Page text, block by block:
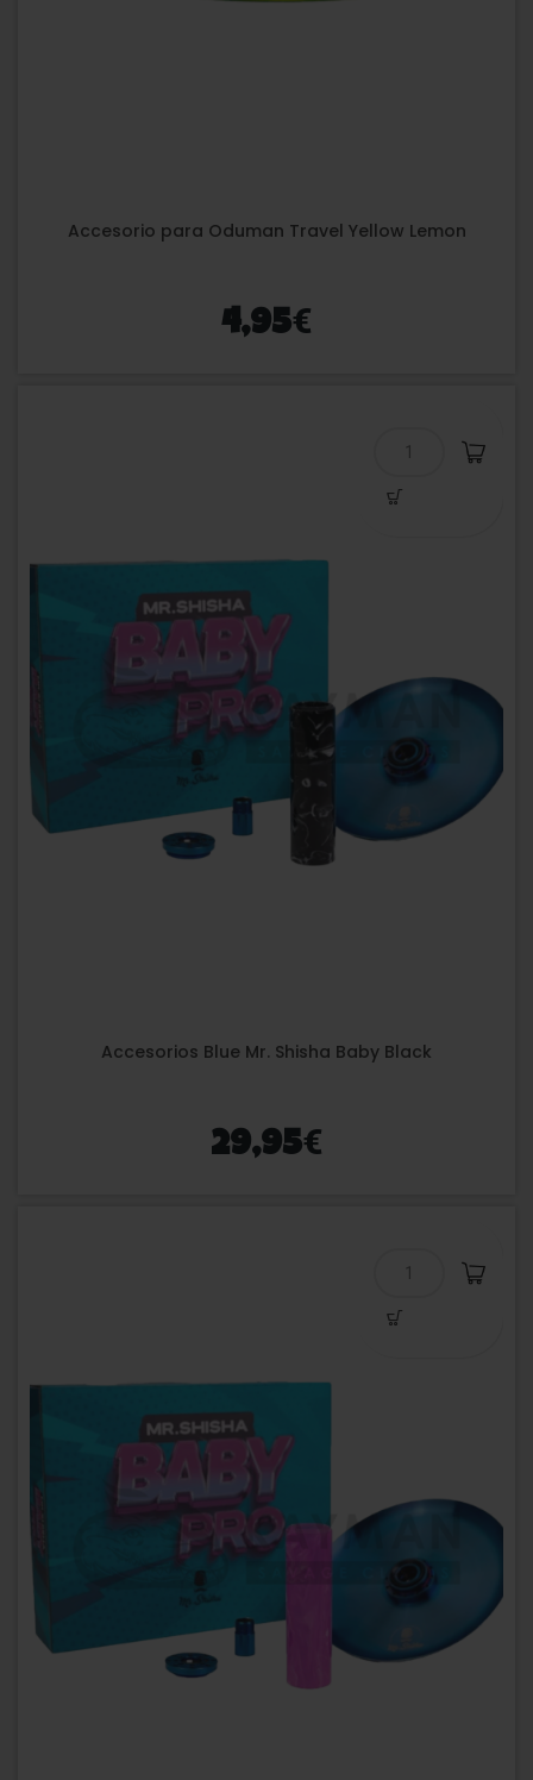
Accesorio para Oduman Travel Yellow Lemon
4,95€
Accesorios Blue Mr. Shisha Baby Black
29,95€